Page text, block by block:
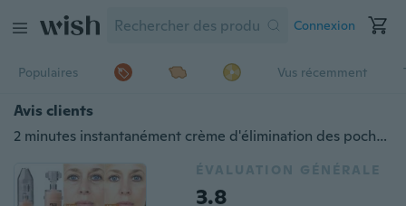
Connexion
Populaires Vus récemment
Avis clients
2 minutes instantanément crème d'élimination des poches pour les yeux
ÉVALUATION GÉNÉRALE
3.8